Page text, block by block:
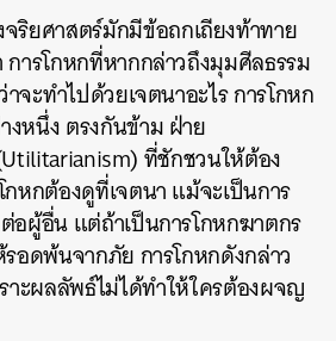
ริยศาสตร์มักมีข้อถกเถียงท้าทาย
ารโกหกที่หากกล่าวถึงมุมศีลธรรม
จะทำไปด้วยเจตนาอะไร การโกหก
งหนึ่ง ตรงกันข้าม ฝ่าย
ที่ชักชวนให้ต้อง
หกต้องดูที่เจตนา แม้จะเป็นการ
อผู้อื่น แต่ถ้าเป็นการโกหกฆาตกร
อดพ้นจากภัย การโกหกดังกล่าว
าะผลลัพธ์ไม่ได้ทำให้ใครต้องผจญ